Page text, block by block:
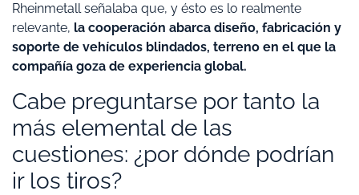
Rheinmetall señalaba que, y ésto es lo realmente
relevante, la cooperación abarca diseño, fabricación y
soporte de vehículos blindados, terreno en el que la
compañía goza de experiencia global.
Cabe preguntarse por tanto la
más elemental de las
cuestiones: ¿por dónde podrían
ir los tiros?